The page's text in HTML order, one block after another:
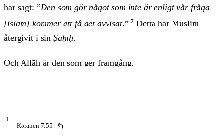
har sagt: ”Den som gör något som inte är enligt vår fråga
[islam] kommer att få det avvisat.” 7 Detta har Muslim
återgivit i sin Ṣaḥīḥ.
Och Allāh är den som ger framgång.
Koranen 7:55